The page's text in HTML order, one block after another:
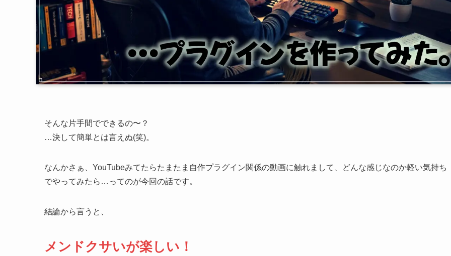
そんな片手間でできるの〜？
…決して簡単とは言えぬ(笑)。
なんかさぁ、YouTubeみてたらたまたま自作プラグイン関係の動画に触れまして、どんな感じなのか軽い気持ち
でやってみたら…ってのが今回の話です。
結論から言うと、
メンドクサいが楽しい！